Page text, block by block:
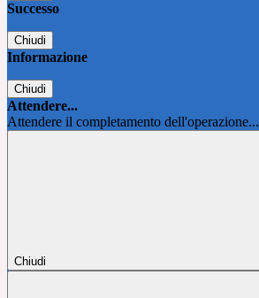
Successo
Chiudi
Informazione
Chiudi
Attendere...
Attendere il completamento dell'operazione...
Chiudi